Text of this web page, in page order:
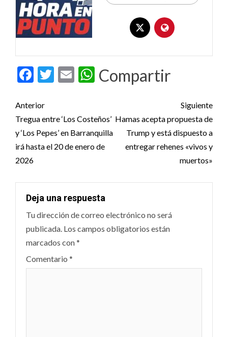
Facebook
Twitter
EmailWhatsApp
Compartir
Post
navigation
Anterior
Tregua entre ‘Los Costeños’
y ‘Los Pepes’ en Barranquilla
irá hasta el 20 de enero de
2026
Siguiente
Hamas acepta propuesta de
Trump y está dispuesto a
entregar rehenes «vivos y
muertos»
Deja una respuesta
Tu dirección de correo electrónico no será
publicada. Los campos obligatorios están
marcados con*
Comentario *